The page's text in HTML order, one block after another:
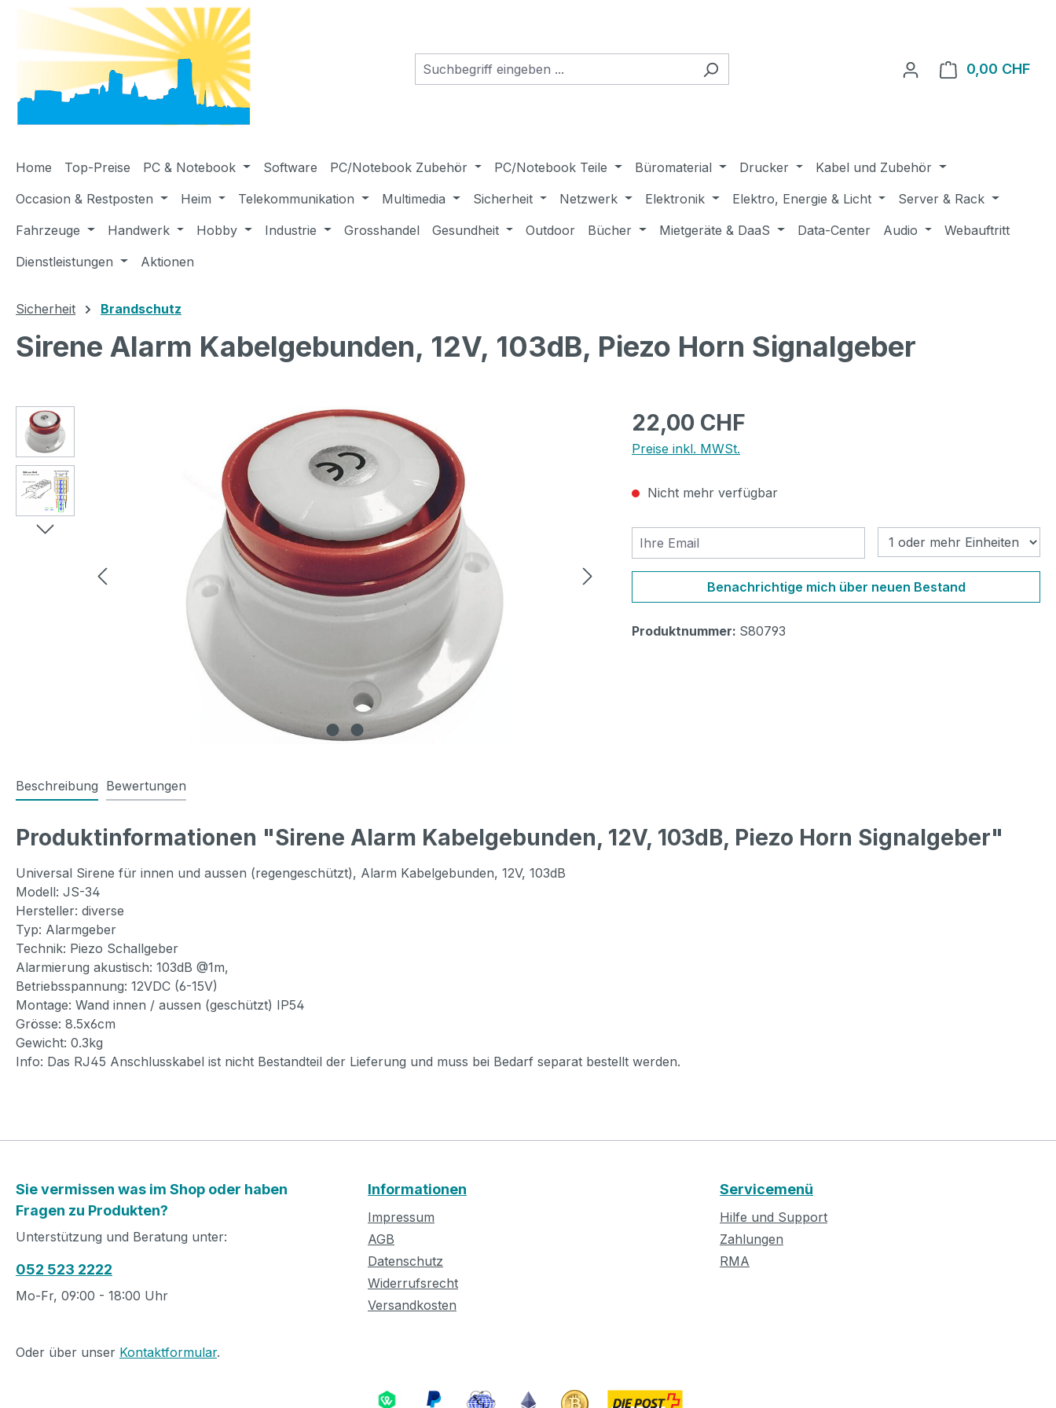
Hauptinhalt springen
Zur Suche springen
Zur Hauptnavigation springen
0,00 CHF
Home Top-Preise PC & Notebook Software PC/Notebook Zubehör PC/Notebook Teile Büromaterial Drucker
Kabel und Zubehör
Occasion & Restposten
Heim Telekommunikation Multimedia Sicherheit Netzwerk Elektronik Elektro, Energie & Licht
Server & Rack
Fahrzeuge
Handwerk Hobby Industrie Grosshandel Gesundheit Outdoor Bücher Mietgeräte & DaaS Data-Center Audio
Webauftritt
Dienstleistungen
Aktionen
Sicherheit Brandschutz
Sirene Alarm Kabelgebunden, 12V, 103dB, Piezo Horn Signalgeber
Bildergalerie überspringen Regulärer Preis:
22,00 CHF
Preise inkl. MWSt.
Nicht mehr verfügbar
Ihre Email Benachrichtigung bei
Benachrichtige mich über neuen Bestand
Produktnummer: S80793
Beschreibung Bewertungen
Produktinformationen "Sirene Alarm Kabelgebunden, 12V, 103dB, Piezo Horn Signalgeber"
Universal Sirene für innen und aussen (regengeschützt), Alarm Kabelgebunden, 12V, 103dB
Modell: JS-34
Hersteller: diverse
Typ: Alarmgeber
Technik: Piezo Schallgeber
Alarmierung akustisch: 103dB @1m,
Betriebsspannung: 12VDC (6-15V)
Montage: Wand innen / aussen (geschützt) IP54
Grösse: 8.5x6cm
Gewicht: 0.3kg
Info: Das RJ45 Anschlusskabel ist nicht Bestandteil der Lieferung und muss bei Bedarf separat bestellt werden.
Sie vermissen was im Shop oder haben
Fragen zu Produkten?
Unterstützung und Beratung unter:
052 523 2222
Mo-Fr, 09:00 - 18:00 Uhr
Oder über unser Kontaktformular.
Informationen
Impressum
AGB
Datenschutz
Widerrufsrecht
Versandkosten
Servicemenü
Hilfe und Support
Zahlungen
RMA